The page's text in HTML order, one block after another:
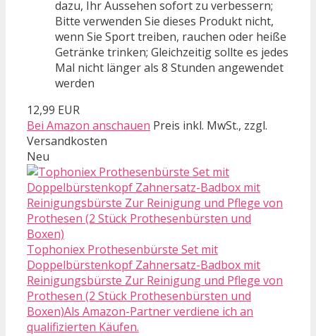
dazu, Ihr Aussehen sofort zu verbessern;
Bitte verwenden Sie dieses Produkt nicht,
wenn Sie Sport treiben, rauchen oder heiße
Getränke trinken; Gleichzeitig sollte es jedes
Mal nicht länger als 8 Stunden angewendet
werden
12,99 EUR
Bei Amazon anschauen Preis inkl. MwSt., zzgl.
Versandkosten
Neu
Tophoniex Prothesenbürste Set mit
Doppelbürstenkopf Zahnersatz-Badbox mit
Reinigungsbürste Zur Reinigung und Pflege von
Prothesen (2 Stück Prothesenbürsten und
Boxen)Als Amazon-Partner verdiene ich an
qualifizierten Käufen.